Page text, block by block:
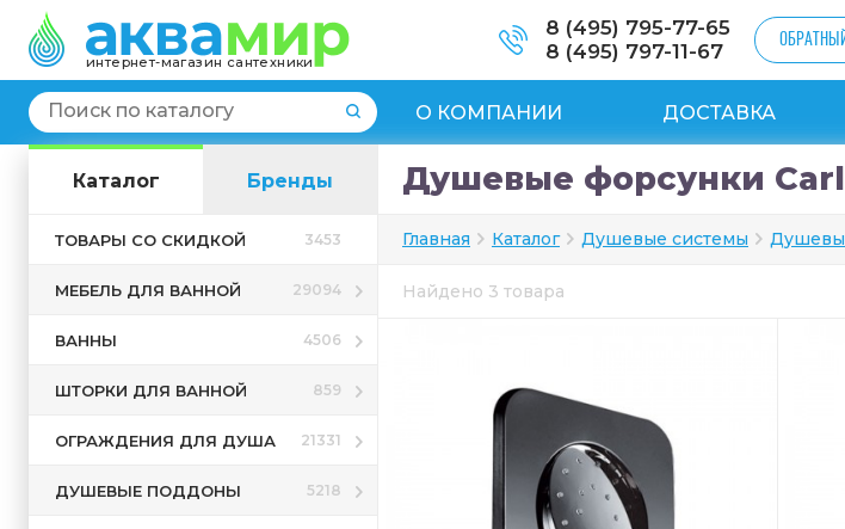
интернет-магазин сантехники
8 (495) 795-77-65
8 (495) 797-11-67
О КОМПАНИИ ДОСТАВКА
Каталог Бренды
ТОВАРЫ СО СКИДКОЙ 3453
МЕБЕЛЬ ДЛЯ ВАННОЙ 29094
ВАННЫ 4506
ШТОРКИ ДЛЯ ВАННОЙ 859
ОГРАЖДЕНИЯ ДЛЯ ДУША 21331
ДУШЕВЫЕ ПОДДОНЫ 5218
Душевые форсунки
Главная Каталог Душевые системы
Найдено 3 товара